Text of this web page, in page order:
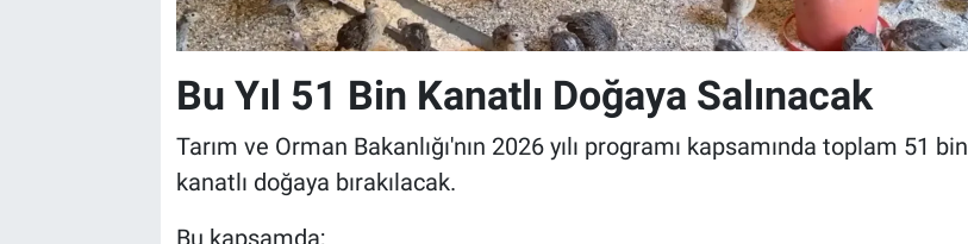
Bu Yıl 51 Bin Kanatlı Doğaya Salınacak
Tarım ve Orman Bakanlığı'nın 2026 yılı programı kapsamında toplam 51 bin
kanatlı doğaya bırakılacak.